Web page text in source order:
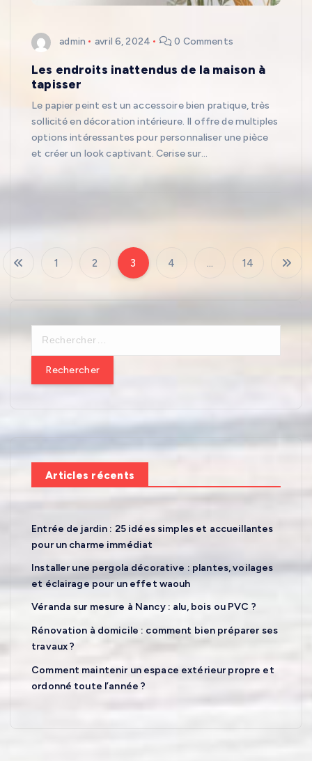
admin avril 6, 2024 0 Comments
Les endroits inattendus de la maison à
tapisser
Le papier peint est un accessoire bien pratique, très
sollicité en décoration intérieure. Il offre de multiples
options intéressantes pour personnaliser une pièce
et créer un look captivant. Cerise sur…
n
a
t
o
n
d
e
p
1 2 3 4 … 14
e
Articles récents
Entrée de jardin : 25 idées simples et accueillantes
pour un charme immédiat
Installer une pergola décorative : plantes, voilages
et éclairage pour un effet waouh
Véranda sur mesure à Nancy : alu, bois ou PVC ?
Rénovation à domicile : comment bien préparer ses
travaux ?
Comment maintenir un espace extérieur propre et
ordonné toute l’année ?